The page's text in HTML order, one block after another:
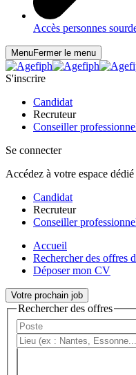
Accès personnes
MenuFermer le menu
S'inscrire
Candidat
Recruteur
Conseiller
Se connecter
Accédez à votre espace dédié
Candidat
Recruteur
Conseiller
Accueil
Rechercher des offres
Déposer mon CV
Votre prochain job
Rechercher des offres